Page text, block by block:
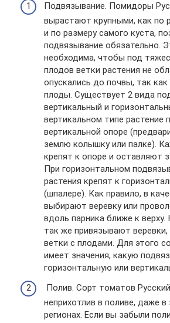
Подвязывание. Помидоры
вырастают крупными, как по
и по размеру самого куста,
подвязывание обязательно.
необходима, чтобы под
плодов ветки растения не
опускались до почвы, так
плоды. Существует 2 вида
вертикальный и
вертикальном типе растение
вертикальной опоре
землю колышку или палке).
крепят к опоре и оставляют
При горизонтальном
растения крепят к
(шпалере). Как правило, в
выбирают веревку или
вдоль парника ближе к
так же привязывают
ветки с плодами. Для этого
имеет значения, какую
горизонтальную или
Полив. Сорт томатов
неприхотлив в поливе, даже
регионах. Если вы забыли